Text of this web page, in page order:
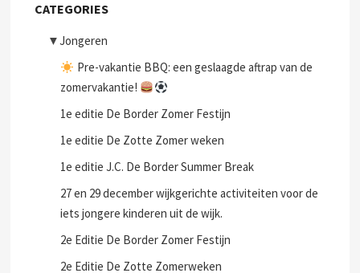
CATEGORIES
▼Jongeren
Pre-vakantie BBQ: een geslaagde aftrap van de
zomervakantie!
1e editie De Border Zomer Festijn
1e editie De Zotte Zomer weken
1e editie J.C. De Border Summer Break
27 en 29 december wijkgerichte activiteiten voor de
iets jongere kinderen uit de wijk.
2e Editie De Border Zomer Festijn
2e Editie De Zotte Zomerweken